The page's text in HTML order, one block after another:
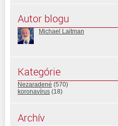
Autor blogu
Michael Laitman
Kategórie
Nezaradené (570)
koronavírus (18)
Archív